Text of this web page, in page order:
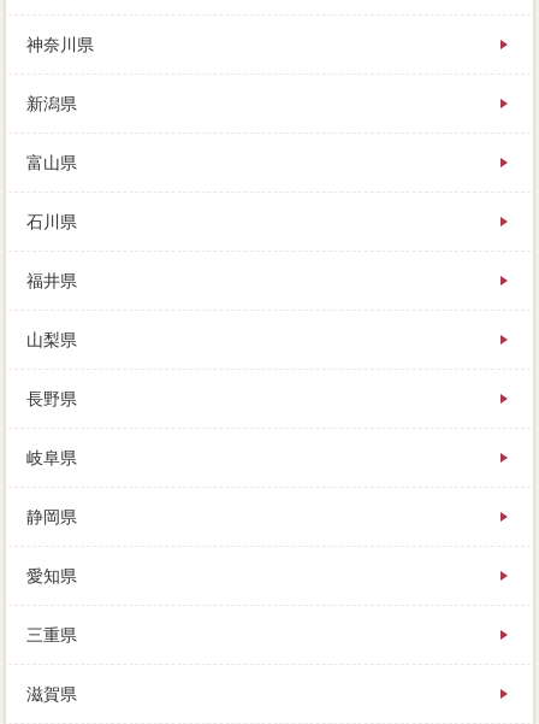
神奈川県
新潟県
富山県
石川県
福井県
山梨県
長野県
岐阜県
静岡県
愛知県
三重県
滋賀県